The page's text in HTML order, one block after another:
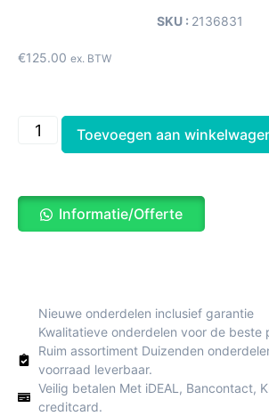
SKU : 2136831
€125.00 ex. BTW
Toevoegen aan
Informatie/Offerte
Nieuwe onderdelen inclusief garantie
Kwalitatieve onderdelen voor de beste
Ruim assortiment Duizenden
voorraad leverbaar.
Veilig betalen Met iDEAL, Bancontact,
creditcard.